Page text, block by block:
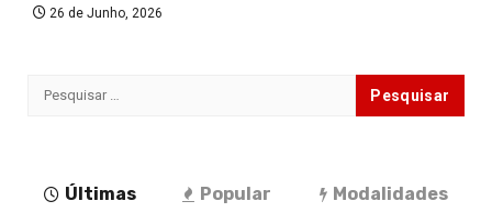
26 de Junho, 2026
Pesquisar
Últimas Popular Modalidades